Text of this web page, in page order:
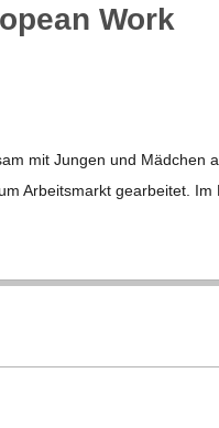
Work
mit Jun­gen und Mäd­chen
Arbeits­markt gear­bei­tet. Im